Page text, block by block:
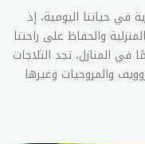
في حياتنا اليومية، إذ
والحفاظ على راحتنا
في المنازل، تجد الثلاجات
والمروحيات وغيرها